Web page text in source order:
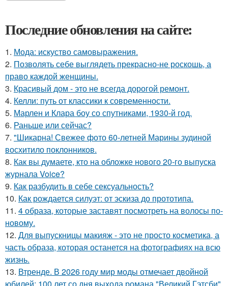
Последние обновления на сайте:
1. Мода: искуство самовыражения.
2. Позволять себе выглядеть прекрасно-не роскошь, а
право каждой женщины.
3. Красивый дом - это не всегда дорогой ремонт.
4. Келли: путь от классики к современности.
5. Марлен и Клара боу со спутниками, 1930-й год.
6. Раньше или сейчас?
7. "Шикарна! Свежее фото 60-летней Марины зудиной
восхитило поклонников.
8. Как вы думаете, кто на обложке нового 20-го выпуска
журнала Voice?
9. Как разбудить в себе сексуальность?
10. Как рождается силуэт: от эскиза до прототипа.
11. 4 образа, которые заставят посмотреть на волосы по-
новому.
12. Для выпускницы макияж - это не просто косметика, а
часть образа, которая останется на фотографиях на всю
жизнь.
13. Втренде. В 2026 году мир моды отмечает двойной
юбилей: 100 лет со дня выхода романа "Великий Гэтсби"